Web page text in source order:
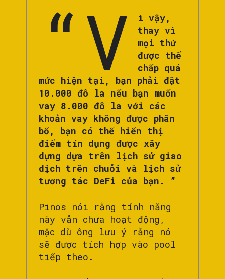
“V
ì vậy,
thay vì
mọi thứ
được thế
chấp quá
mức hiện tại, bạn phải đặt
10.000 đô la nếu bạn muốn
vay 8.000 đô la với các
khoản vay không được phân
bổ, bạn có thể hiển thị
điểm tín dụng được xây
dựng dựa trên lịch sử giao
dịch trên chuỗi và lịch sử
tương tác DeFi của bạn. ”
Pinos nói rằng tính năng
này vẫn chưa hoạt động,
mặc dù ông lưu ý rằng nó
sẽ được tích hợp vào pool
tiếp theo.